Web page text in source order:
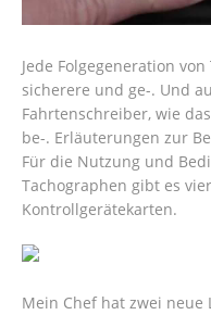
Jede Folgegeneration
sicherere und ge-. Und
Fahrtenschreiber, wie
be-. Erläuterungen zur
Für die Nutzung und
Tachographen gibt es
Kontrollgerätekarten.
Mein Chef hat zwei